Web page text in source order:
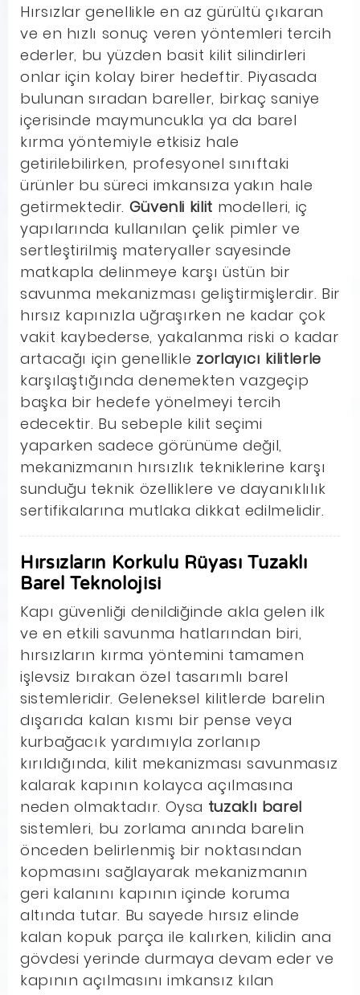
Hırsızlar genellikle en az gürültü çıkaran
ve en hızlı sonuç veren yöntemleri tercih
ederler, bu yüzden basit kilit silindirleri
onlar için kolay birer hedeftir. Piyasada
bulunan sıradan bareller, birkaç saniye
içerisinde maymuncukla ya da barel
kırma yöntemiyle etkisiz hale
getirilebilirken, profesyonel sınıftaki
ürünler bu süreci imkansıza yakın hale
getirmektedir. Güvenli kilit modelleri, iç
yapılarında kullanılan çelik pimler ve
sertleştirilmiş materyaller sayesinde
matkapla delinmeye karşı üstün bir
savunma mekanizması geliştirmişlerdir. Bir
hırsız kapınızla uğraşırken ne kadar çok
vakit kaybederse, yakalanma riski o kadar
artacağı için genellikle zorlayıcı kilitlerle
karşılaştığında denemekten vazgeçip
başka bir hedefe yönelmeyi tercih
edecektir. Bu sebeple kilit seçimi
yaparken sadece görünüme değil,
mekanizmanın hırsızlık tekniklerine karşı
sunduğu teknik özelliklere ve dayanıklılık
sertifikalarına mutlaka dikkat edilmelidir.
Hırsızların Korkulu Rüyası Tuzaklı
Barel Teknolojisi
Kapı güvenliği denildiğinde akla gelen ilk
ve en etkili savunma hatlarından biri,
hırsızların kırma yöntemini tamamen
işlevsiz bırakan özel tasarımlı barel
sistemleridir. Geleneksel kilitlerde barelin
dışarıda kalan kısmı bir pense veya
kurbağacık yardımıyla zorlanıp
kırıldığında, kilit mekanizması savunmasız
kalarak kapının kolayca açılmasına
neden olmaktadır. Oysa tuzaklı barel
sistemleri, bu zorlama anında barelin
önceden belirlenmiş bir noktasından
kopmasını sağlayarak mekanizmanın
geri kalanını kapının içinde koruma
altında tutar. Bu sayede hırsız elinde
kalan kopuk parça ile kalırken, kilidin ana
gövdesi yerinde durmaya devam eder ve
kapının açılmasını imkansız kılan